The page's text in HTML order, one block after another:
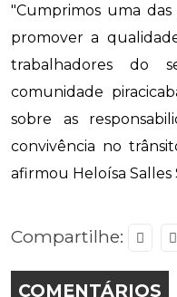
"Cumprimos uma das
promover a
trabalhadores do
comunidade
sobre as
convivência no
afirmou Heloísa Salles
Compartilhe:
COMENTÁRIOS